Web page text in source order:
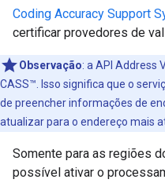
Coding Accuracy Support
certificar provedores de
Observação: a API Address
CASS™. Isso significa que o
de preencher informações de
atualizar para o endereço mais
Somente para as regiões
possível ativar o